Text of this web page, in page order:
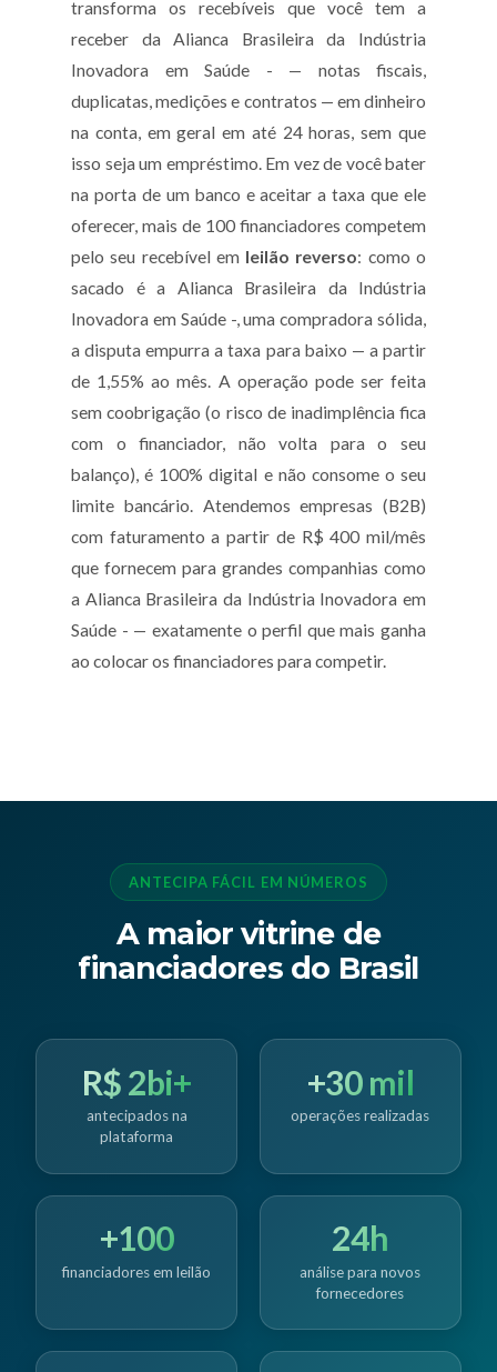
transforma os recebíveis que você tem a
receber da Alianca Brasileira da Indústria
Inovadora em Saúde - — notas fiscais,
duplicatas, medições e contratos — em dinheiro
na conta, em geral em até 24 horas, sem que
isso seja um empréstimo. Em vez de você bater
na porta de um banco e aceitar a taxa que ele
oferecer, mais de 100 financiadores competem
pelo seu recebível em leilão reverso: como o
sacado é a Alianca Brasileira da Indústria
Inovadora em Saúde -, uma compradora sólida,
a disputa empurra a taxa para baixo — a partir
de 1,55% ao mês. A operação pode ser feita
sem coobrigação (o risco de inadimplência fica
com o financiador, não volta para o seu
balanço), é 100% digital e não consome o seu
limite bancário. Atendemos empresas (B2B)
com faturamento a partir de R$ 400 mil/mês
que fornecem para grandes companhias como
a Alianca Brasileira da Indústria Inovadora em
Saúde - — exatamente o perfil que mais ganha
ao colocar os financiadores para competir.
ANTECIPA FÁCIL EM NÚMEROS
A maior vitrine de
financiadores do Brasil
R$ 2bi+
antecipados na
plataforma
+30 mil
operações realizadas
+100
financiadores em leilão
24h
análise para novos
fornecedores